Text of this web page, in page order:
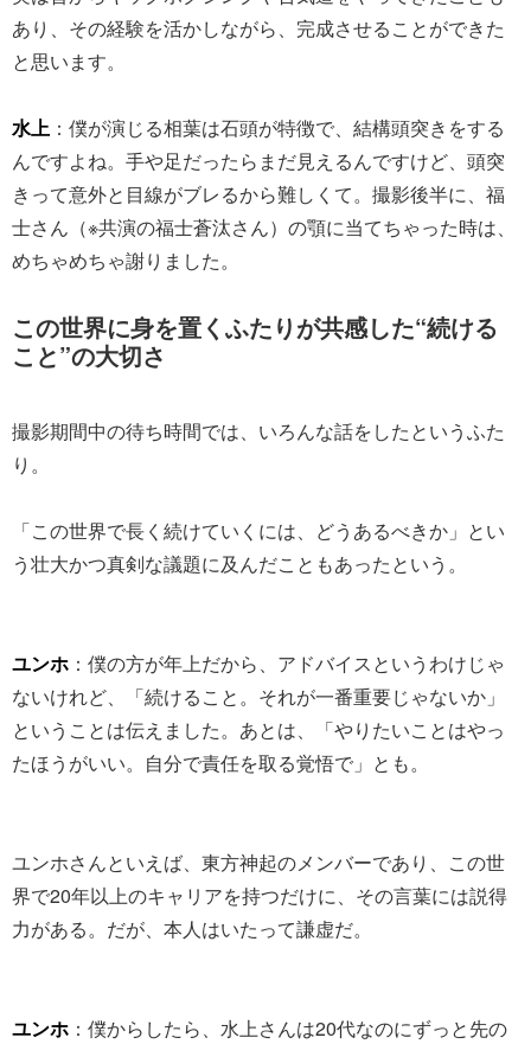
あり、その経験を活かしながら、完成させることができた
と思います。
水上 ：僕が演じる相葉は石頭が特徴で、結構頭突きをする
んですよね。手や足だったらまだ見えるんですけど、頭突
きって意外と目線がブレるから難しくて。撮影後半に、福
士さん（※共演の福士蒼汰さん）の顎に当てちゃった時は、
めちゃめちゃ謝りました。
この世界に身を置くふたりが共感した“続ける
こと”の大切さ
撮影期間中の待ち時間では、いろんな話をしたというふた
り。
「この世界で長く続けていくには、どうあるべきか」とい
う壮大かつ真剣な議題に及んだこともあったという。
ユンホ ：僕の方が年上だから、アドバイスというわけじゃ
ないけれど、「続けること。それが一番重要じゃないか」
ということは伝えました。あとは、「やりたいことはやっ
たほうがいい。自分で責任を取る覚悟で」とも。
ユンホさんといえば、東方神起のメンバーであり、この世
界で20年以上のキャリアを持つだけに、その言葉には説得
力がある。だが、本人はいたって謙虚だ。
ユンホ ：僕からしたら、水上さんは20代なのにずっと先の